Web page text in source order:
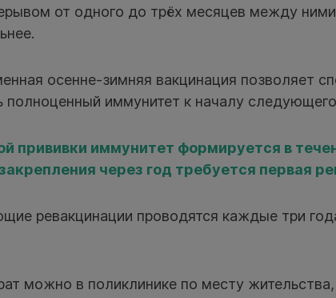
от одного до трёх месяцев между
осенне-зимняя вакцинация позволяет
полноценный иммунитет к началу
прививки иммунитет формируется в
через год требуется первая
ревакцинации проводятся каждые три
можно в поликлинике по месту